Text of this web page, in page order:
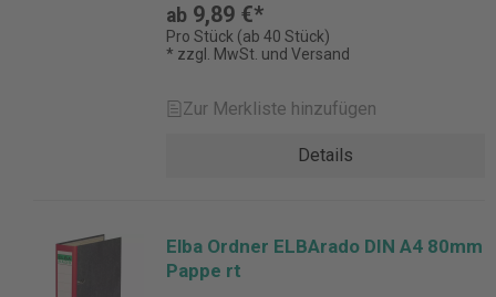
ab 9,89 €*
Pro Stück (ab 40 Stück)
* zzgl. MwSt. und Versand
Zur Merkliste hinzufügen
Details
Elba Ordner ELBArado DIN A4 80mm
Pappe rt